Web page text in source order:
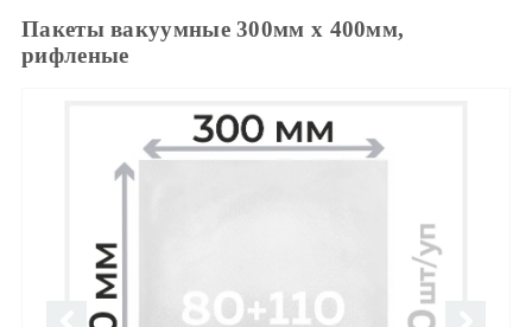
Пакеты вакуумные 300мм х 400мм,
рифленые